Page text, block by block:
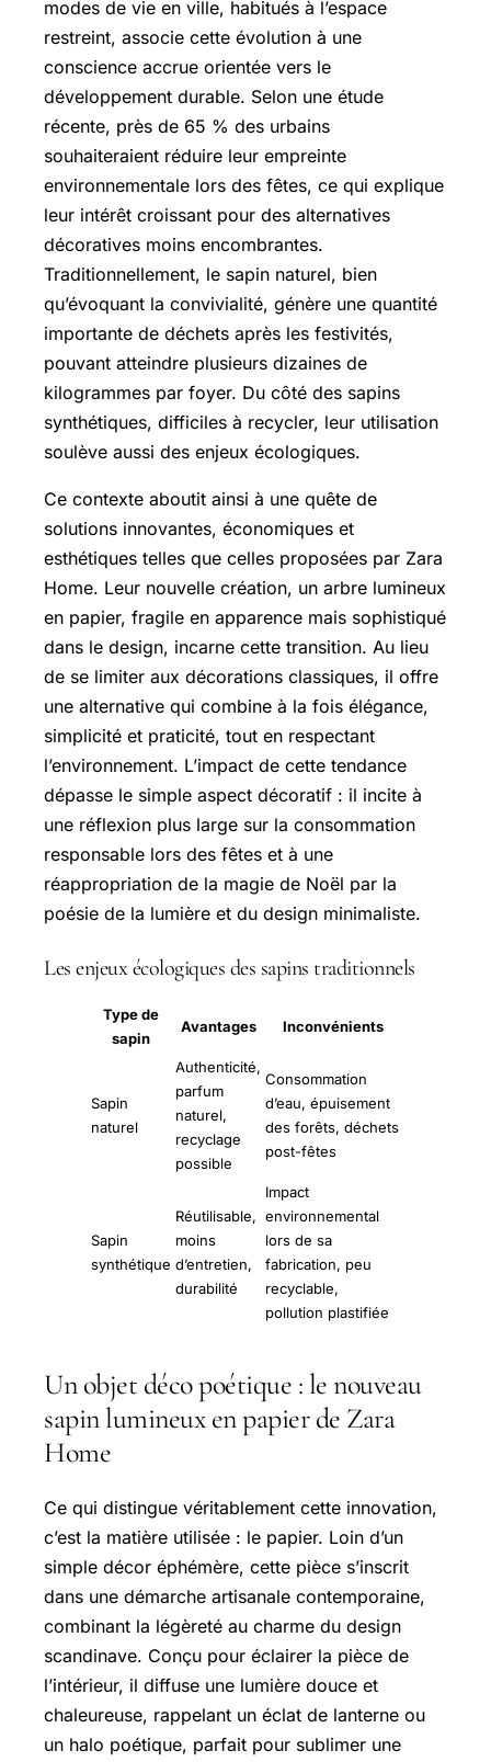
modes de vie en ville, habitués à l’espace
restreint, associe cette évolution à une
conscience accrue orientée vers le
développement durable. Selon une étude
récente, près de 65 % des urbains
souhaiteraient réduire leur empreinte
environnementale lors des fêtes, ce qui explique
leur intérêt croissant pour des alternatives
décoratives moins encombrantes.
Traditionnellement, le sapin naturel, bien
qu’évoquant la convivialité, génère une quantité
importante de déchets après les festivités,
pouvant atteindre plusieurs dizaines de
kilogrammes par foyer. Du côté des sapins
synthétiques, difficiles à recycler, leur utilisation
soulève aussi des enjeux écologiques.
Ce contexte aboutit ainsi à une quête de
solutions innovantes, économiques et
esthétiques telles que celles proposées par Zara
Home. Leur nouvelle création, un arbre lumineux
en papier, fragile en apparence mais sophistiqué
dans le design, incarne cette transition. Au lieu
de se limiter aux décorations classiques, il offre
une alternative qui combine à la fois élégance,
simplicité et praticité, tout en respectant
l’environnement. L’impact de cette tendance
dépasse le simple aspect décoratif : il incite à
une réflexion plus large sur la consommation
responsable lors des fêtes et à une
réappropriation de la magie de Noël par la
poésie de la lumière et du design minimaliste.
Les enjeux écologiques des sapins traditionnels
Type de
sapin
Avantages Inconvénients
Sapin
naturel
Authenticité,
parfum
naturel,
recyclage
possible
Consommation
d’eau, épuisement
des forêts, déchets
post-fêtes
Sapin
synthétique
Réutilisable,
moins
d’entretien,
durabilité
Impact
environnemental
lors de sa
fabrication, peu
recyclable,
pollution plastifiée
Un objet déco poétique : le nouveau
sapin lumineux en papier de Zara
Home
Ce qui distingue véritablement cette innovation,
c’est la matière utilisée : le papier. Loin d’un
simple décor éphémère, cette pièce s’inscrit
dans une démarche artisanale contemporaine,
combinant la légèreté au charme du design
scandinave. Conçu pour éclairer la pièce de
l’intérieur, il diffuse une lumière douce et
chaleureuse, rappelant un éclat de lanterne ou
un halo poétique, parfait pour sublimer une